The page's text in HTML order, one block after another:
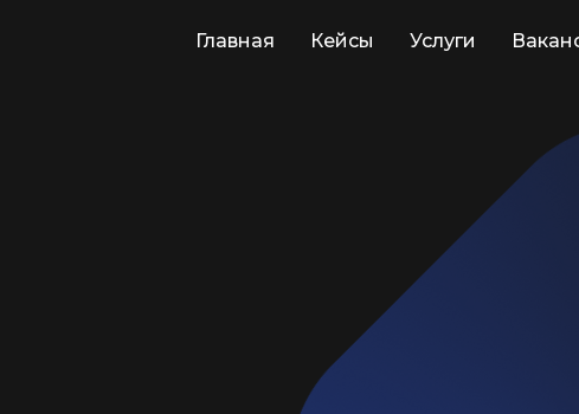
Главная Кейсы Услуги